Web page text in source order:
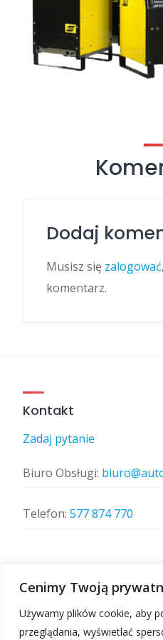
Cenimy Twoją
Używamy plików cookie, aby
przeglądania, wyświetlać
Dodaj
Musisz się zalogować
komentarz.
Kontakt
Zadaj pytanie
Biuro Obsługi:
Telefon: 577 874 770